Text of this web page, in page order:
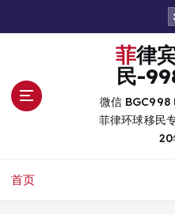
菲律宾环球移
民-
微信 BGC998
菲律环球移民
20
首页